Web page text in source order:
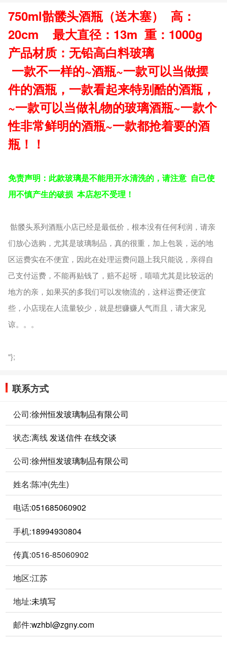
750ml骷髅头酒瓶（送木塞） 高：
20cm 最大直径：13m 重：1000g
产品材质：无铅高白料玻璃
一款不一样的~酒瓶~一款可以当做摆
件的酒瓶，一款看起来特别酷的酒瓶，
~一款可以当做礼物的玻璃酒瓶~一款个
性非常鲜明的酒瓶~一款都抢着要的酒
瓶！！
免责声明：此款玻璃是不能用开水清洗的，请注意 自己使
用不慎产生的破损 本店恕不受理！
骷髅头系列酒瓶小店已经是最低价，根本没有任何利润，请亲
们放心选购，尤其是玻璃制品，真的很重，加上包装，远的地
区运费实在不便宜，因此在处理运费问题上我只能说，亲得自
己支付运费，不能再贴钱了，赔不起呀，嘻嘻尤其是比较远的
地方的亲，如果买的多我们可以发物流的，这样运费还便宜
些，小店现在人流量较少，就是想赚赚人气而且，请大家见
谅。。。
"};
联系方式
公司:徐州恒发玻璃制品有限公司
状态:离线 发送信件在线交谈
公司:徐州恒发玻璃制品有限公司
姓名:陈冲(先生)
电话:051685060902
手机:18994930804
传真:0516-85060902
地区:江苏
地址:未填写
邮件:wzhbl@zgny.com